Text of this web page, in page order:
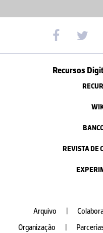
Recursos
REVISTA DE
Arquivo
Organização